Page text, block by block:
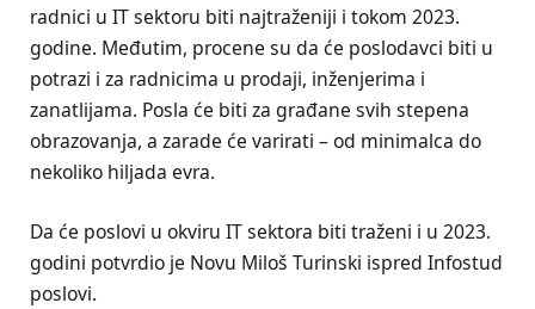
radnici u IT sektoru biti najtraženiji i tokom 2023.
godine. Međutim, procene su da će poslodavci biti u
potrazi i za radnicima u prodaji, inženjerima i
zanatlijama. Posla će biti za građane svih stepena
obrazovanja, a zarade će varirati – od minimalca do
nekoliko hiljada evra.
Da će poslovi u okviru IT sektora biti traženi i u 2023.
godini potvrdio je Novu Miloš Turinski ispred Infostud
poslovi.